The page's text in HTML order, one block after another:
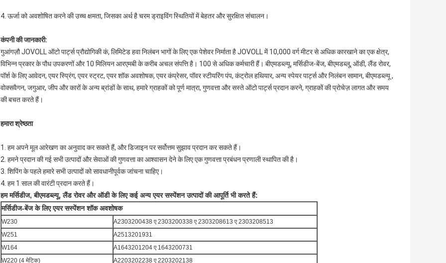
4. ऊर्जा को अवशोषित करने की उच्च क्षमता, जिसका अर्थ है चरम ड्राइविंग स्थितियों में बेहतर और सुरक्षित संचालन।
कंपनी की जानकारी:
गुआंगज़ौ JOVOLL ऑटो पार्ट्स प्रौद्योगिकी कं, लिमिटेड हवा निलंबन भागों के लिए एक पेशेवर निर्माता है JOVOLL में 10,000 वर्ग मीटर से अधिक कारखाने का एक क्षेत्र,
विभिन्न प्रकार के पौध उपकरणों और 10 मिलियन आरएमबी के करीब अचल संपत्ति है। 100 से अधिक कर्मचारी हैं। बीएमडब्ल्यू, मर्सिडीज-बेंज, बीएमडब्लू, ऑडी, लैंड रोवर,
पॉर्श के लिए आवेदन, एयर स्प्रिंग, एयर स्ट्रट, एयर शॉक अवशोषक, एयर कंप्रेसर, पॉवर स्टीयरिंग पंप, कंट्रोल हथियार, अन्य स्पेयर पार्ट्स और निलंबन सामान, बीएमडब्ल्यू ,
वोक्सवैगन, जगुआर, जीप और कारों के अन्य ब्रांडों के साथ, हमारे ग्राहकों को पूर्ण मात्रा, गुणवत्ता और सस्ते ऑटो पार्ट्स प्रदान करने, ग्राहकों की प्रोचेज़ लागत और समय
की बचत करते हैं।
हमारा श्रेष्ठता
1. हम अपने मूल आरेखण का अनुवाद कर सकते हैं, और डिजाइन पर सर्वोत्तम सुझाव प्रदान कर सकते हैं।
2. हमने प्रदान की गई सभी उत्पादों और सेवाओं की गुणवत्ता का आश्वासन देने के लिए एक गुणवत्ता प्रबंधन प्रणाली स्थापित की है।
3. शिपिंग के पहले हमारे सभी उत्पादों को सावधानीपूर्वक जांचना चाहिए।
4. हम 1 साल की वारंटी प्रदान करते हैं।
हम मर्सिडीज, बीएमडब्ल्यू, लैंड रोवर और ऑडी के लिए कई अन्य एयर सस्पेंशन उत्पादों की आपूर्ति भी करते हैं:
मर्सिडीज-बेंज के लिए एयर सस्पेंशन शॉक अवशोषक
W230
A2303200438 ए 2303200338 ए 2303208613 ए 2303208513
W251
A2513201931
W164
A1643201204 ए 1643200731
W220 (4 मेटिक)
A2203202238 ए 2203202138